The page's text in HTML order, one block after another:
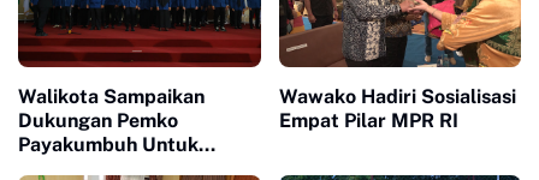
Walikota Sampaikan
Dukungan Pemko
Payakumbuh Untuk
Wawako Hadiri Sosialisasi
Empat Pilar MPR RI